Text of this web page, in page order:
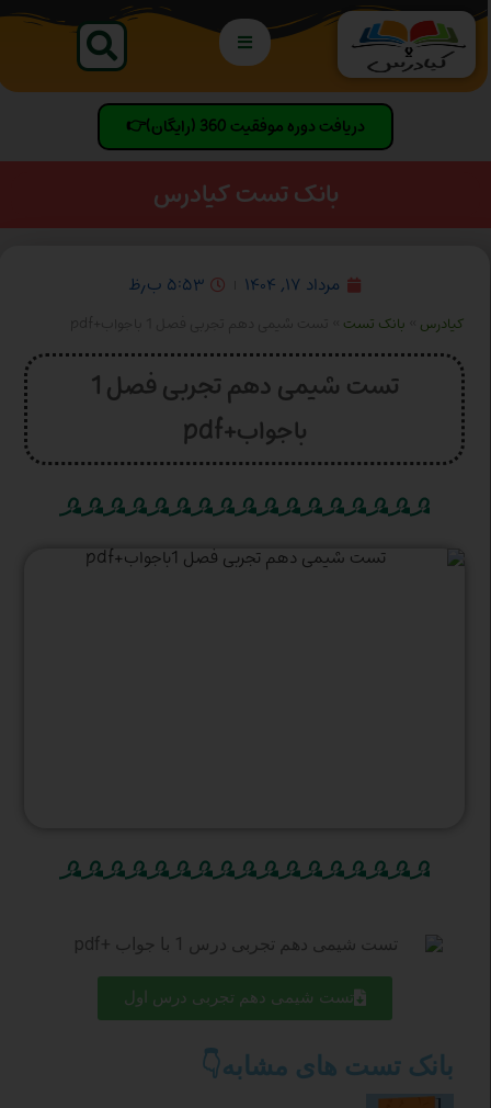
دریافت دوره موفقیت 360 (رایگان)👉
بانک تست کیادرس
مرداد ۱۷, ۱۴۰۴ ۵:۵۳ ب٫ظ
کیادرس بانک تست
تست شیمی دهم تجربی فصل 1
باجواب+pdf
تست شیمی دهم تجربی درس اول
بانک تست های مشابه👇